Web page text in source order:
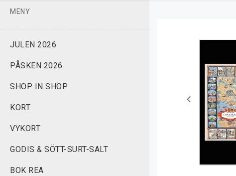
MENY
JULEN 2026
PÅSKEN 2026
SHOP IN SHOP
KORT
VYKORT
GODIS & SÖTT-SURT-SALT
BOK REA